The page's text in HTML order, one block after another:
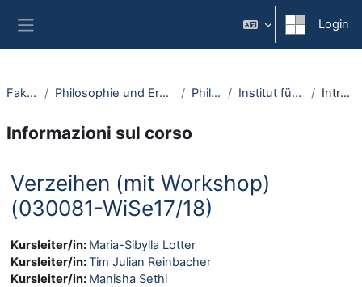
Login
Fakultäten Philosophie und Erziehungswissenschaft Philosophie Institut für Philosophie I Introduzione
Informazioni sul corso
Verzeihen (mit Workshop)
(030081-WiSe17/18)
Kursleiter/in: Maria-Sibylla Lotter
Kursleiter/in:Tim Julian Reinbacher
Kursleiter/in: Manisha Sethi